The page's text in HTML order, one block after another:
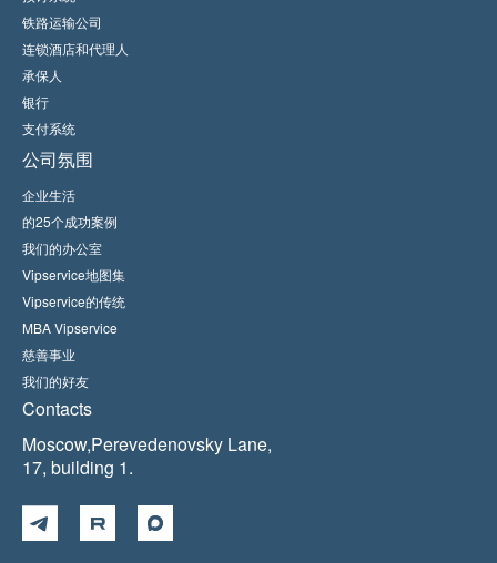
铁路运输公司
连锁酒店和代理人
承保人
银行
支付系统
公司氛围
企业生活
的25个成功案例
我们的办公室
Vipservice地图集
Vipservice的传统
MBA Vipservice
慈善事业
我们的好友
Contacts
Moscow,Perevedenovsky Lane,
17, building 1.